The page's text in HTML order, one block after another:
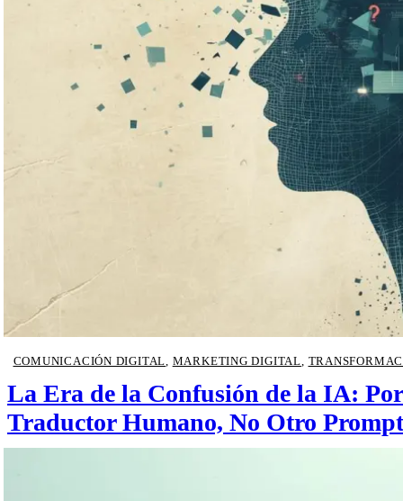
COMUNICACIÓN DIGITAL MARKETING DIGITAL
La Era de la Confusión de la IA:
Traductor Humano, No Otro Prompt